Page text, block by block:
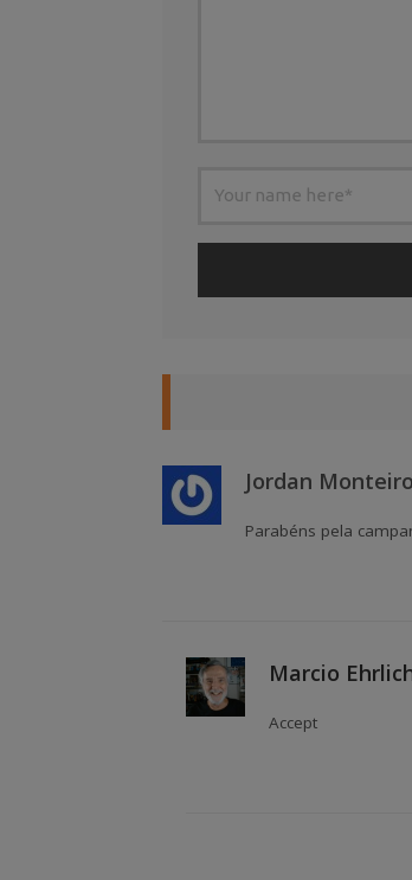
Jordan Monteiro
Parabéns pela
Marcio
Accept